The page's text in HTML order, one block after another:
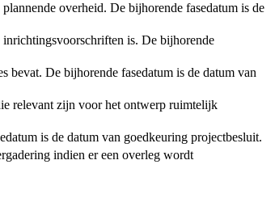
overheid. De bijhorende fasedatum is de
is. De bijhorende
bevat. De bijhorende fasedatum is de datum van
relevant zijn voor het ontwerp ruimtelijk
is de datum van goedkeuring projectbesluit.
indien er een overleg wordt